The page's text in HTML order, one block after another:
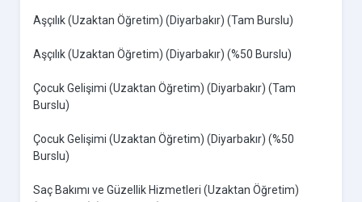
Aşçılık (Uzaktan Öğretim) (Diyarbakır) (Tam Burslu)
Aşçılık (Uzaktan Öğretim) (Diyarbakır) (%50 Burslu)
Çocuk Gelişimi (Uzaktan Öğretim) (Diyarbakır) (Tam
Burslu)
Çocuk Gelişimi (Uzaktan Öğretim) (Diyarbakır) (%50
Burslu)
Saç Bakımı ve Güzellik Hizmetleri (Uzaktan Öğretim)